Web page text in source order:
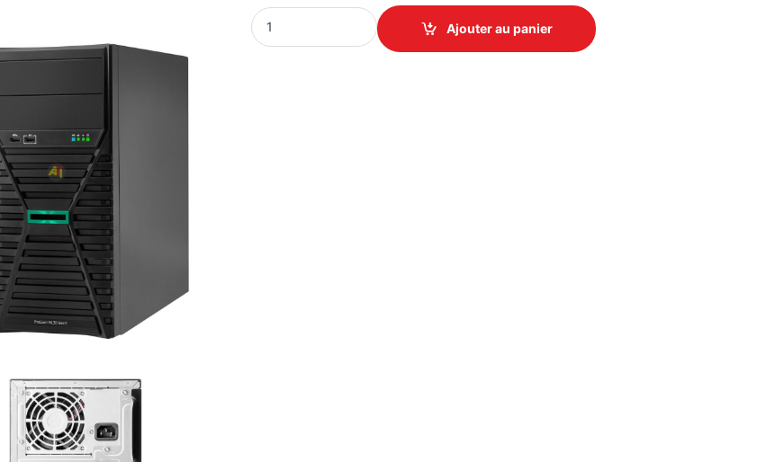
HPE ProLiant ML30 Gen11 E-2414 2,6 GHz - Intel Xeon E-2414 Quad-Core (2.60GHz
Ajouter au panier
à 2 560 000 CFA